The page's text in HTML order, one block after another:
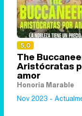
5,0
The
Aristócratas
amor
Honoria Marable
Nov 2023 -